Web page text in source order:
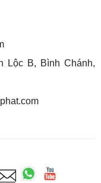
Lộc B, Bình Chánh,